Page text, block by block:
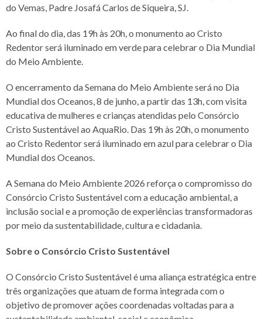
do Vemas, Padre Josafá Carlos de Siqueira, SJ.
Ao final do dia, das 19h às 20h, o monumento ao Cristo
Redentor será iluminado em verde para celebrar o Dia Mundial
do Meio Ambiente.
O encerramento da Semana do Meio Ambiente será no Dia
Mundial dos Oceanos, 8 de junho, a partir das 13h, com visita
educativa de mulheres e crianças atendidas pelo Consórcio
Cristo Sustentável ao AquaRio. Das 19h às 20h, o monumento
ao Cristo Redentor será iluminado em azul para celebrar o Dia
Mundial dos Oceanos.
A Semana do Meio Ambiente 2026 reforça o compromisso do
Consórcio Cristo Sustentável com a educação ambiental, a
inclusão social e a promoção de experiências transformadoras
por meio da sustentabilidade, cultura e cidadania.
Sobre o Consórcio Cristo Sustentável
O Consórcio Cristo Sustentável é uma aliança estratégica entre
três organizações que atuam de forma integrada com o
objetivo de promover ações coordenadas voltadas para a